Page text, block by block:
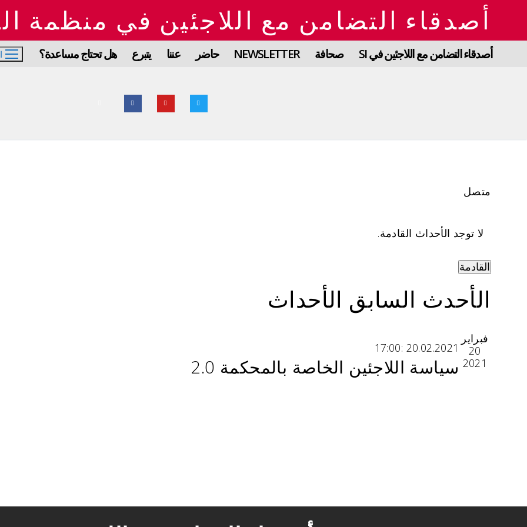
أصدقاء التضامن مع اللاجئين في منظمة
أصدقاء التضامن مع اللاجئين في SI صحافة NEWSLETTER حاضر عننا يتبرع هل تحتاج مساعدة؟
متصل
لا توجد الأحداث القادمة.
القادمة
تاريخ.
الأحدث السابق الأحداث
فبراير
20
2021
20.02.2021 :17:00
سياسة اللاجئين الخاصة بالمحكمة 2.0